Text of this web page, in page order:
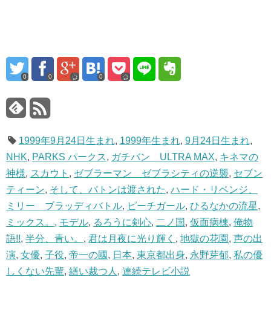
0 0 0
1999年9月24日生まれ, 1999年生まれ, 9月24日生まれ,
NHK, PARKS パークス, ガチバン ULTRA MAX, キネマの
神様, スカウト , ゼブラーマン ゼブラシティの逆襲, セブン
ティーン, そして、バトンは渡された, ハード・リベンジ、
ミリー ブラッディバトル, ピーチガール, ひるなかの流星,
ミックス。 , モデル, るろうに剣心, 二ノ国 , 仮面病棟, 俺物
語!!, 半分、青い。 , 君は月夜に光り輝く , 地獄の花園 , 声の出
演, 女優, 子役, 帝一の國 , 日本, 東京都出身, 永野芽郁, 私の優
しくない先輩, 繕い裁つ人 , 連続テレビ小説